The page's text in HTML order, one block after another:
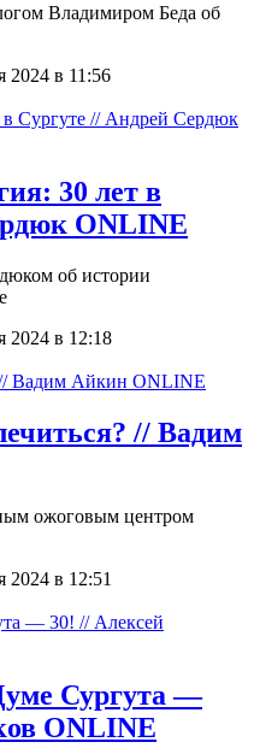
Владимиром Беда об
2024 в 11:56
30 лет в
ONLINE
об истории
2024 в 12:18
// Вадим
ожоговым центром
2024 в 12:51
Сургута —
ONLINE